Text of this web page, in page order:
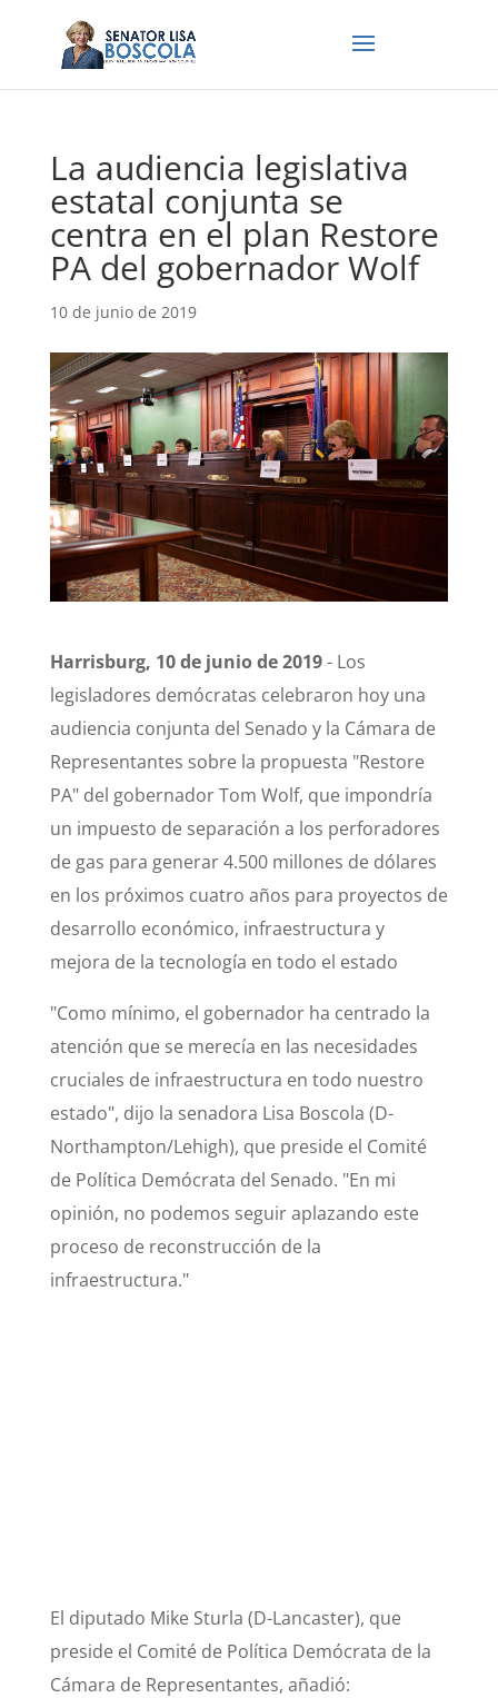
La audiencia legislativa
estatal conjunta se
centra en el plan Restore
PA del gobernador Wolf
10 de junio de 2019
Harrisburg, 10 de junio de 2019- Los
legisladores demócratas celebraron hoy una
audiencia conjunta del Senado y la Cámara de
Representantes sobre la propuesta "Restore
PA" del gobernador Tom Wolf, que impondría
un impuesto de separación a los perforadores
de gas para generar 4.500 millones de dólares
en los próximos cuatro años para proyectos de
desarrollo económico, infraestructura y
mejora de la tecnología en todo el estado
"Como mínimo, el gobernador ha centrado la
atención que se merecía en las necesidades
cruciales de infraestructura en todo nuestro
estado", dijo la senadora Lisa Boscola (D-
Northampton/Lehigh), que preside el Comité
de Política Demócrata del Senado. "En mi
opinión, no podemos seguir aplazando este
proceso de reconstrucción de la
infraestructura."
El diputado Mike Sturla (D-Lancaster), que
preside el Comité de Política Demócrata de la
Cámara de Representantes, añadió: